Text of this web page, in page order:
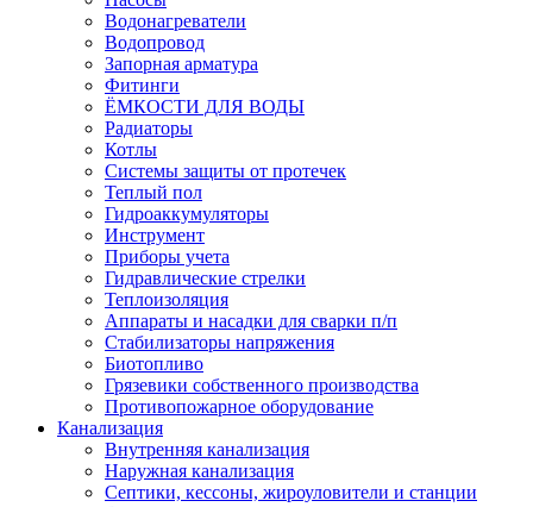
Водонагреватели
Водопровод
Запорная арматура
Фитинги
ЁМКОСТИ ДЛЯ ВОДЫ
Радиаторы
Котлы
Системы защиты от протечек
Теплый пол
Гидроаккумуляторы
Инструмент
Приборы учета
Гидравлические стрелки
Теплоизоляция
Аппараты и насадки для сварки п/п
Стабилизаторы напряжения
Биотопливо
Грязевики собственного производства
Противопожарное оборудование
Канализация
Внутренняя канализация
Наружная канализация
Септики, кессоны, жироуловители и станции